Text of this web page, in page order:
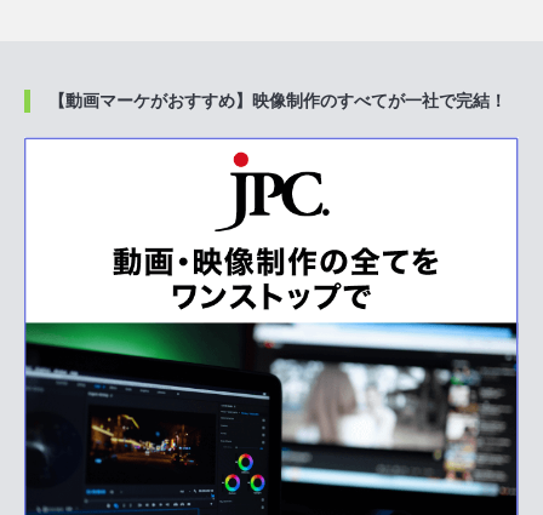
【動画マーケがおすすめ】映像制作のすべてが一社で完結！